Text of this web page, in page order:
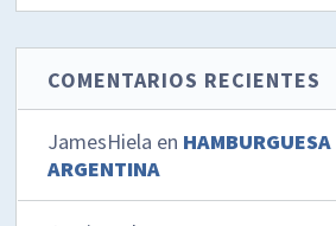
COMENTARIOS RECIENTES
JamesHiela en
ARGENTINA